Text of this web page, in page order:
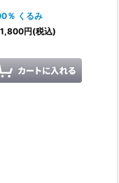
％ くるみ
1,800円(税込)